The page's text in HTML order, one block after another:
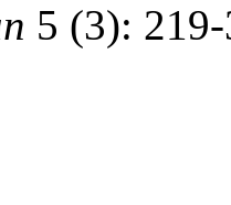
5 (3):